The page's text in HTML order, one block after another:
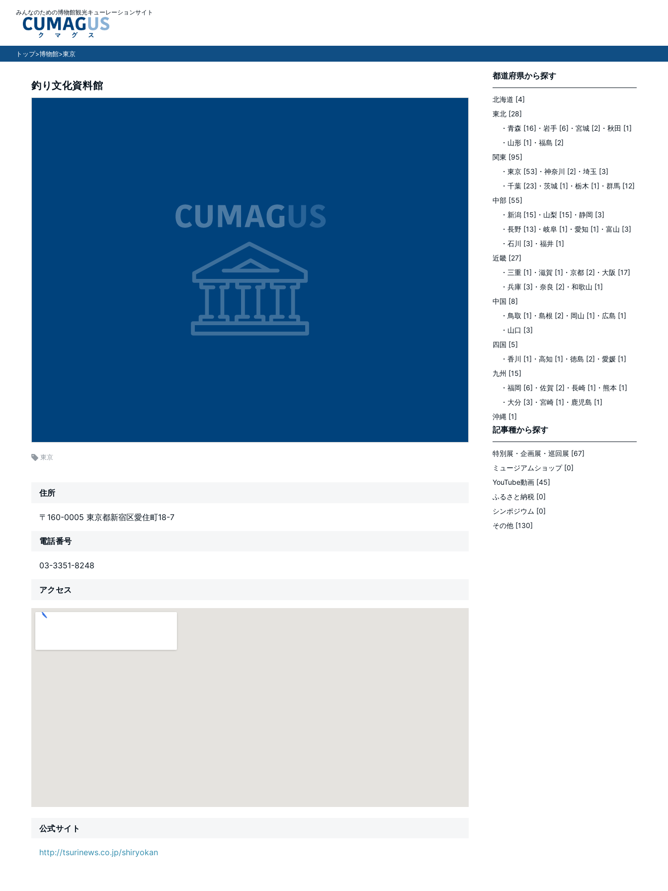
みんなのための博物館観光キューレーションサイト
トップ>博物館>東京
釣り文化資料館
東京
住所
〒160-0005 東京都新宿区愛住町18-7
電話番号
03-3351-8248
アクセス
公式サイト
http://tsurinews.co.jp/shiryokan
都道府県から探す
北海道 [4]
東北 [28]
・青森 [16] ・岩手 [6] ・宮城 [2] ・秋田 [1]
・山形 [1] ・福島 [2]
関東 [95]
・東京 [53] ・神奈川 [2] ・埼玉 [3]
・千葉 [23] ・茨城 [1] ・栃木 [1] ・群馬 [12]
中部 [55]
・新潟 [15] ・山梨 [15] ・静岡 [3]
・長野 [13] ・岐阜 [1] ・愛知 [1] ・富山 [3]
・石川 [3] ・福井 [1]
近畿 [27]
・三重 [1] ・滋賀 [1] ・京都 [2] ・大阪 [17]
・兵庫 [3] ・奈良 [2] ・和歌山 [1]
中国 [8]
・鳥取 [1] ・島根 [2] ・岡山 [1] ・広島 [1]
・山口 [3]
四国 [5]
・香川 [1] ・高知 [1] ・徳島 [2] ・愛媛 [1]
九州 [15]
・福岡 [6] ・佐賀 [2] ・長崎 [1] ・熊本 [1]
・大分 [3] ・宮崎 [1] ・鹿児島 [1]
沖縄 [1]
記事種から探す
特別展・企画展・巡回展 [67]
ミュージアムショップ [0]
YouTube動画 [45]
ふるさと納税 [0]
シンポジウム [0]
その他 [130]